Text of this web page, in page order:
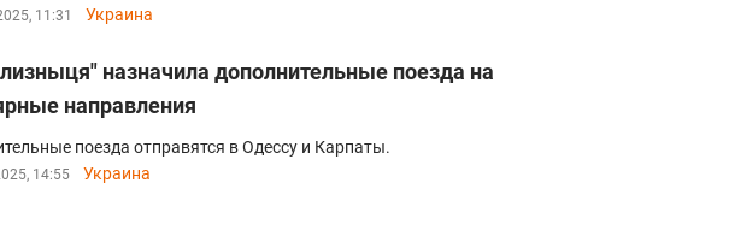
11:31 Украина
назначила дополнительные поезда на
направления
поезда отправятся в Одессу и Карпаты.
14:55 Украина